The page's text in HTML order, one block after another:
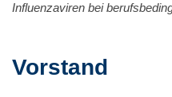
Influenzaviren bei
Vorstand